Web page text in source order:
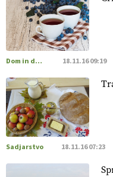
[EKOloško = LOGIČNO
pridelava z mislijo na
@EUAgri #IMCAP #CAP
[EKOloško = LOGIČNO
in vlaga.
VEČ
https://
#CAP https://t.co/
Dom in družina 18.11.16 09:19
Sadjarstvo 18.11.16 07:23